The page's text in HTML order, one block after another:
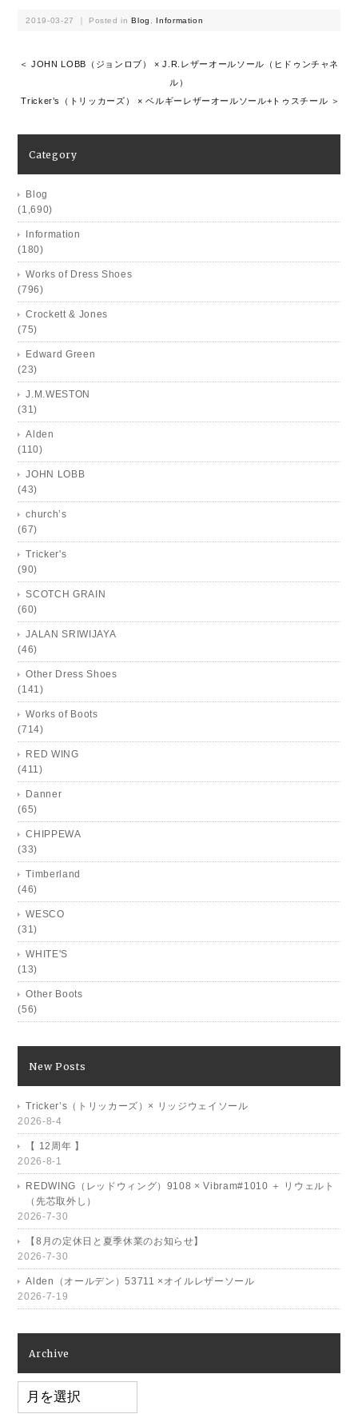
2019-03-27 ｜ Posted inBlog Information
＜ JOHN LOBB（ジョンロブ） × J.R.レザーオールソール（ヒドゥンチャネ
ル）
Tricker’s（トリッカーズ） × ベルギーレザーオールソール+トゥスチール ＞
Category
Blog
(1,690)
Information
(180)
Works of Dress Shoes
(796)
Crockett & Jones
(75)
Edward Green
(23)
J.M.WESTON
(31)
Alden
(110)
JOHN LOBB
(43)
church’s
(67)
Tricker's
(90)
SCOTCH GRAIN
(60)
JALAN SRIWIJAYA
(46)
Other Dress Shoes
(141)
Works of Boots
(714)
RED WING
(411)
Danner
(65)
CHIPPEWA
(33)
Timberland
(46)
WESCO
(31)
WHITE'S
(13)
Other Boots
(56)
New Posts
Tricker’s（トリッカーズ）× リッジウェイソール
2026-8-4
【 12周年 】
2026-8-1
REDWING（レッドウィング）9108 × Vibram#1010 ＋ リウェルト
（先芯取外し）
2026-7-30
【8月の定休日と夏季休業のお知らせ】
2026-7-30
Alden（オールデン）53711 ×オイルレザーソール
2026-7-19
Archive
Archive